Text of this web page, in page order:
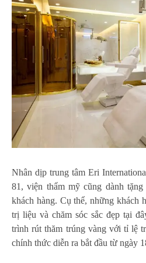
Nhân dịp trung tâm Eri
81, viện thẩm mỹ cũng dành
khách hàng. Cụ thể, những khách
trị liệu và chăm sóc sắc đẹp tại
trình rút thăm trúng vàng với tỉ lệ
chính thức diễn ra bắt đầu từ ngày